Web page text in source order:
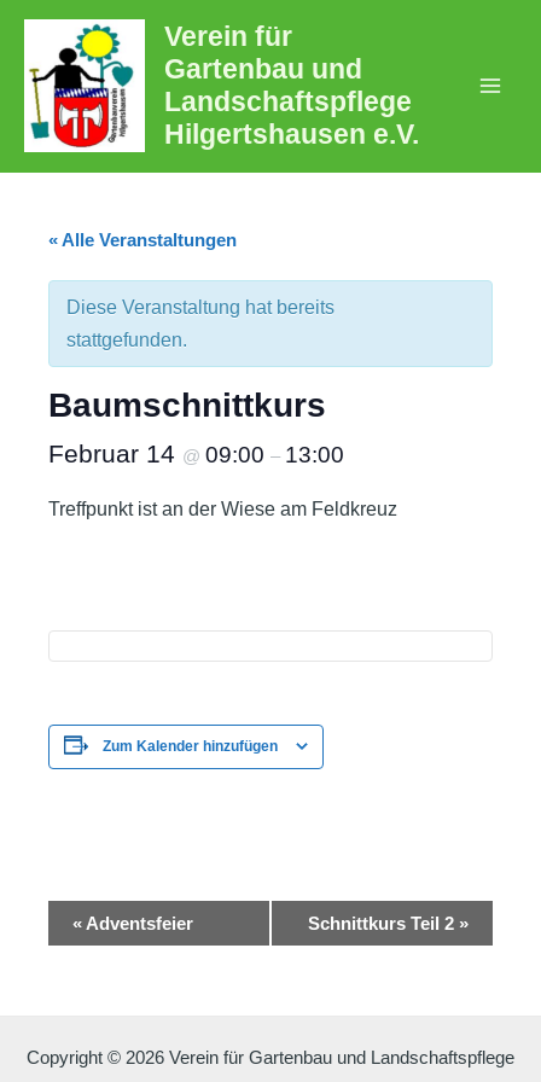
Zum
springen
Verein für
Gartenbau und
Landschaftspflege
Hilgertshausen e.V.
« Alle Veranstaltungen
Diese Veranstaltung hat bereits
stattgefunden.
Baumschnittkurs
Februar 14 @ 09:00 – 13:00
Treffpunkt ist an der Wiese am Feldkreuz
Zum Kalender hinzufügen
Veranstaltung-
Navigation
« Adventsfeier Schnittkurs Teil 2 »
Copyright © 2026 Verein für Gartenbau und Landschaftspflege